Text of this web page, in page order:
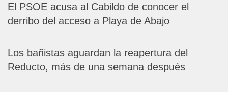
El PSOE acusa al Cabildo de conocer el
derribo del acceso a Playa de Abajo
Los bañistas aguardan la reapertura del
Reducto, más de una semana después